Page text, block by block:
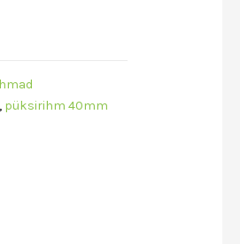
, püksirihm 40mm